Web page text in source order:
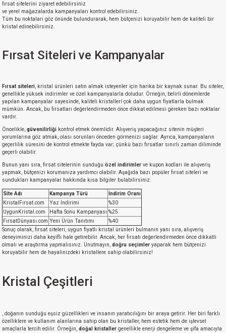
fırsat sitelerini ziyaret edebilirsiniz
ve yerel mağazalarda kampanyaları kontrol edebilirsiniz.
Tüm bu noktaları göz önünde bulundurarak, hem bütçenizi koruyabilir hem de kaliteli bir
kristal edinebilirsiniz.
Fırsat Siteleri ve Kampanyalar
Fırsat siteleri, kristal ürünleri satın almak isteyenler için harika bir kaynak sunar. Bu siteler,
genellikle yüksek indirimler ve özel kampanyalarla doludur. Örneğin, belirli dönemlerde
yapılan kampanyalar sayesinde, kaliteli kristalleri çok daha uygun fiyatlarla bulmak
mümkün. Ancak, bu fırsatları değerlendirmeden önce dikkat edilmesi gereken bazı noktalar
vardır.
Öncelikle, güvenilirliği kontrol etmek önemlidir. Alışveriş yapacağınız sitenin müşteri
yorumlarına göz atmak, olası sorunları önceden görmenizi sağlar. Ayrıca, kampanyaların
geçerlilik süresini de kontrol etmekte fayda var; çünkü bazı fırsatlar sınırlı zaman diliminde
geçerli olabilir.
Bunun yanı sıra, fırsat sitelerinin sunduğu özel indirimler ve kupon kodları ile alışveriş
yapmak, bütçenizi korumanıza yardımcı olabilir. Aşağıda bazı popüler fırsat siteleri ve
sundukları kampanyalar hakkında kısa bilgiler bulabilirsiniz:
Site Adı Kampanya Türü
İndirim Oranı
KristalFırsat.com
Yaz İndirimi
%30
UygunKristal.com
Hafta Sonu Kampanyası %25
FırsatDünyası.com Yeni Ürün Tanıtımı
%40
Sonuç olarak, fırsat siteleri, uygun fiyatlı kristal ürünleri bulmanın yanı sıra, alışveriş
deneyiminizi daha keyifli hale getirebilir. Ancak, her fırsatı değerlendirmeden önce dikkatli
olmalı ve araştırma yapmalısınız. Unutmayın, doğru seçimler yaparak hem bütçenizi
koruyabilir hem de hayalinizdeki kristallere sahip olabilirsiniz!
Kristal Çeşitleri
, doğanın sunduğu eşsiz güzellikleri ve insanın yaratıcılığını bir araya getirir. Her biri farklı
özelliklere ve kullanım alanlarına sahip olan bu kristaller, hem estetik hem de işlevsel
amaçlarla tercih edilir. Örneğin, doğal kristaller genellikle enerji dengeleme ve şifa amacıyla